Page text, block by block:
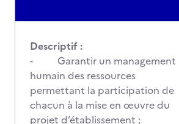
Descriptif :
- Garantir un management
humain des ressources
permettant la participation de
chacun à la mise en œuvre du
projet d’établissement ;